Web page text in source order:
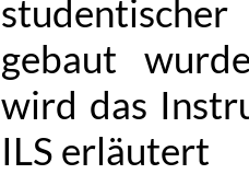
gebaut
wird das
ILS erläutert